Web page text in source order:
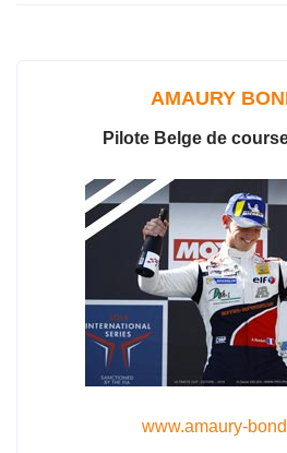
AMAURY
Pilote Belge de
www.amaury-